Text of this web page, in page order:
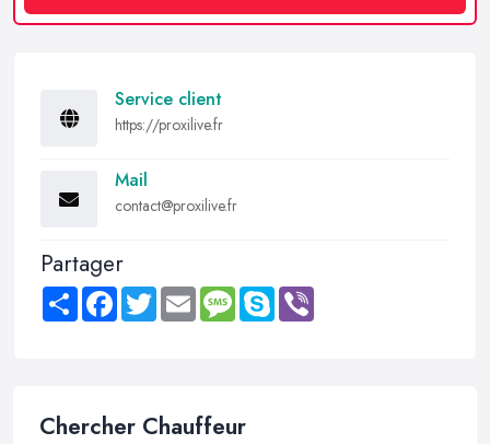
Service client
https://proxilive.fr
Mail
contact@proxilive.fr
Partager
Share FacebookTwitter Email MessageSkype
Chercher Chauffeur